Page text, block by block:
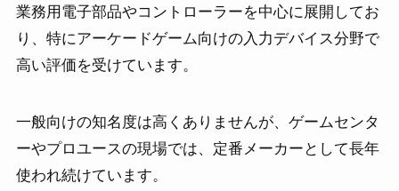
業務用電子部品やコントローラーを中心に展開してお
り、特にアーケードゲーム向けの入力デバイス分野で
高い評価を受けています。
一般向けの知名度は高くありませんが、ゲームセンタ
ーやプロユースの現場では、定番メーカーとして長年
使われ続けています。